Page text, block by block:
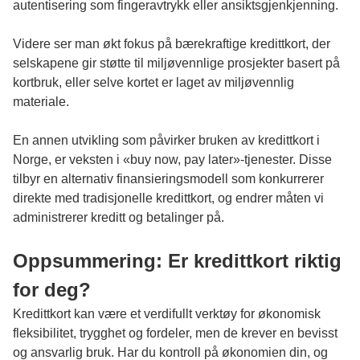
autentisering som fingeravtrykk eller ansiktsgjenkjenning.
Videre ser man økt fokus på bærekraftige kredittkort, der
selskapene gir støtte til miljøvennlige prosjekter basert på
kortbruk, eller selve kortet er laget av miljøvennlig
materiale.
En annen utvikling som påvirker bruken av kredittkort i
Norge, er veksten i «buy now, pay later»-tjenester. Disse
tilbyr en alternativ finansieringsmodell som konkurrerer
direkte med tradisjonelle kredittkort, og endrer måten vi
administrerer kreditt og betalinger på.
Oppsummering: Er kredittkort riktig
for deg?
Kredittkort kan være et verdifullt verktøy for økonomisk
fleksibilitet, trygghet og fordeler, men de krever en bevisst
og ansvarlig bruk. Har du kontroll på økonomien din, og